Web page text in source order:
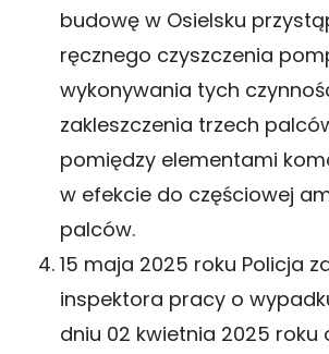
budowę w Osielsku
ręcznego czyszczenia
wykonywania tych
zakleszczenia trzech
pomiędzy elementami
w efekcie do częściowej
palców.
15 maja 2025 roku Policja
inspektora pracy o
dniu 02 kwietnia 2025 roku